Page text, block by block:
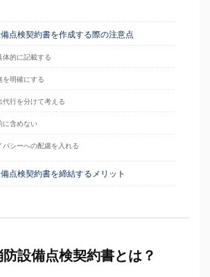
点検契約書を作成する際の注意点
体的に記載する
を明確にする
行を分けて考える
に含めない
シーへの配慮を入れる
点検契約書を締結するメリット
設備点検契約書とは？